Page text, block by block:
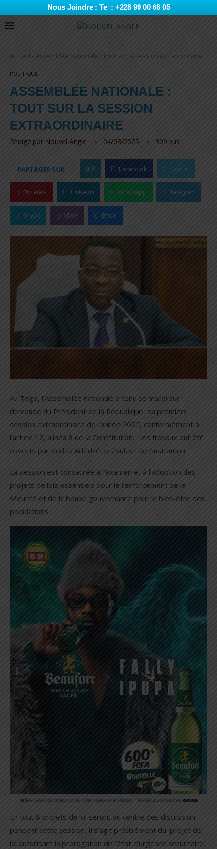
Nous Joindre : Tel : +228 99 00 68 05
Accueil » Assemblée nationale : Tout sur la session extraordinaire
POLITIQUE
ASSEMBLÉE NATIONALE :
TOUT SUR LA SESSION
EXTRAORDINAIRE
Rédigé par Nouvel Angle 04/03/2025 309 vus
PARTAGER SUR 0 Facebook Twitter
Pinterest Linkedin Whatsapp Telegram
Skype Viber Email
Au Togo, l’Assemblée nationale a tenu ce mardi sur
demande du Président de la République, sa première
session extraordinaire de l’année 2025, conformément à
l’article 12, alinéa 3 de la Constitution. Les travaux ont été
ouverts par Kodzo Adédzé, président de l’institution.
La session est consacrée à l’examen et à l’adoption des
projets de lois essentiels pour le renforcement de la
sécurité et de la bonne gouvernance pour le bien-être des
populations.
En tout 8 projets de loi seront au centre des discussion
pendant cette session. Il s’agit précisément du projet de
loi autorisant la prorogation de l’état d’urgence sécuritaire,